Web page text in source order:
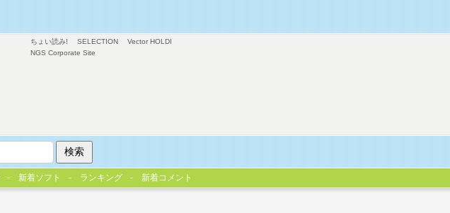
ちょい読み! SELECTION
Vector HOLDI
NGS Corporate Site
新着ソフト ランキング 新着コメント